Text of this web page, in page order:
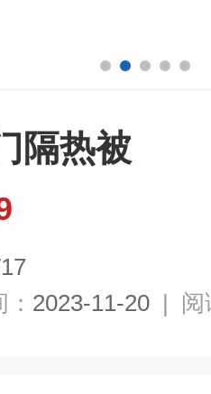
隔热被
2023-11-20 | 阅